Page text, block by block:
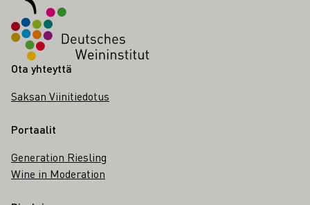
Ota yhteyttä
Saksan Viinitiedotus
Portaalit
Generation Riesling
Wine in Moderation